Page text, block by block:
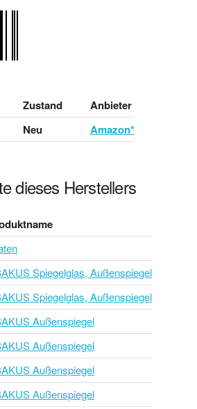
Zustand
Anbieter
Neu Amazon*
dieses Herstellers
Spiegelglas, Außenspiegel
Spiegelglas, Außenspiegel
Außenspiegel
Außenspiegel
Außenspiegel
Außenspiegel